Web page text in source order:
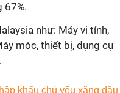
67%.
như: Máy vi tính,
móc, thiết bị, dụng cụ